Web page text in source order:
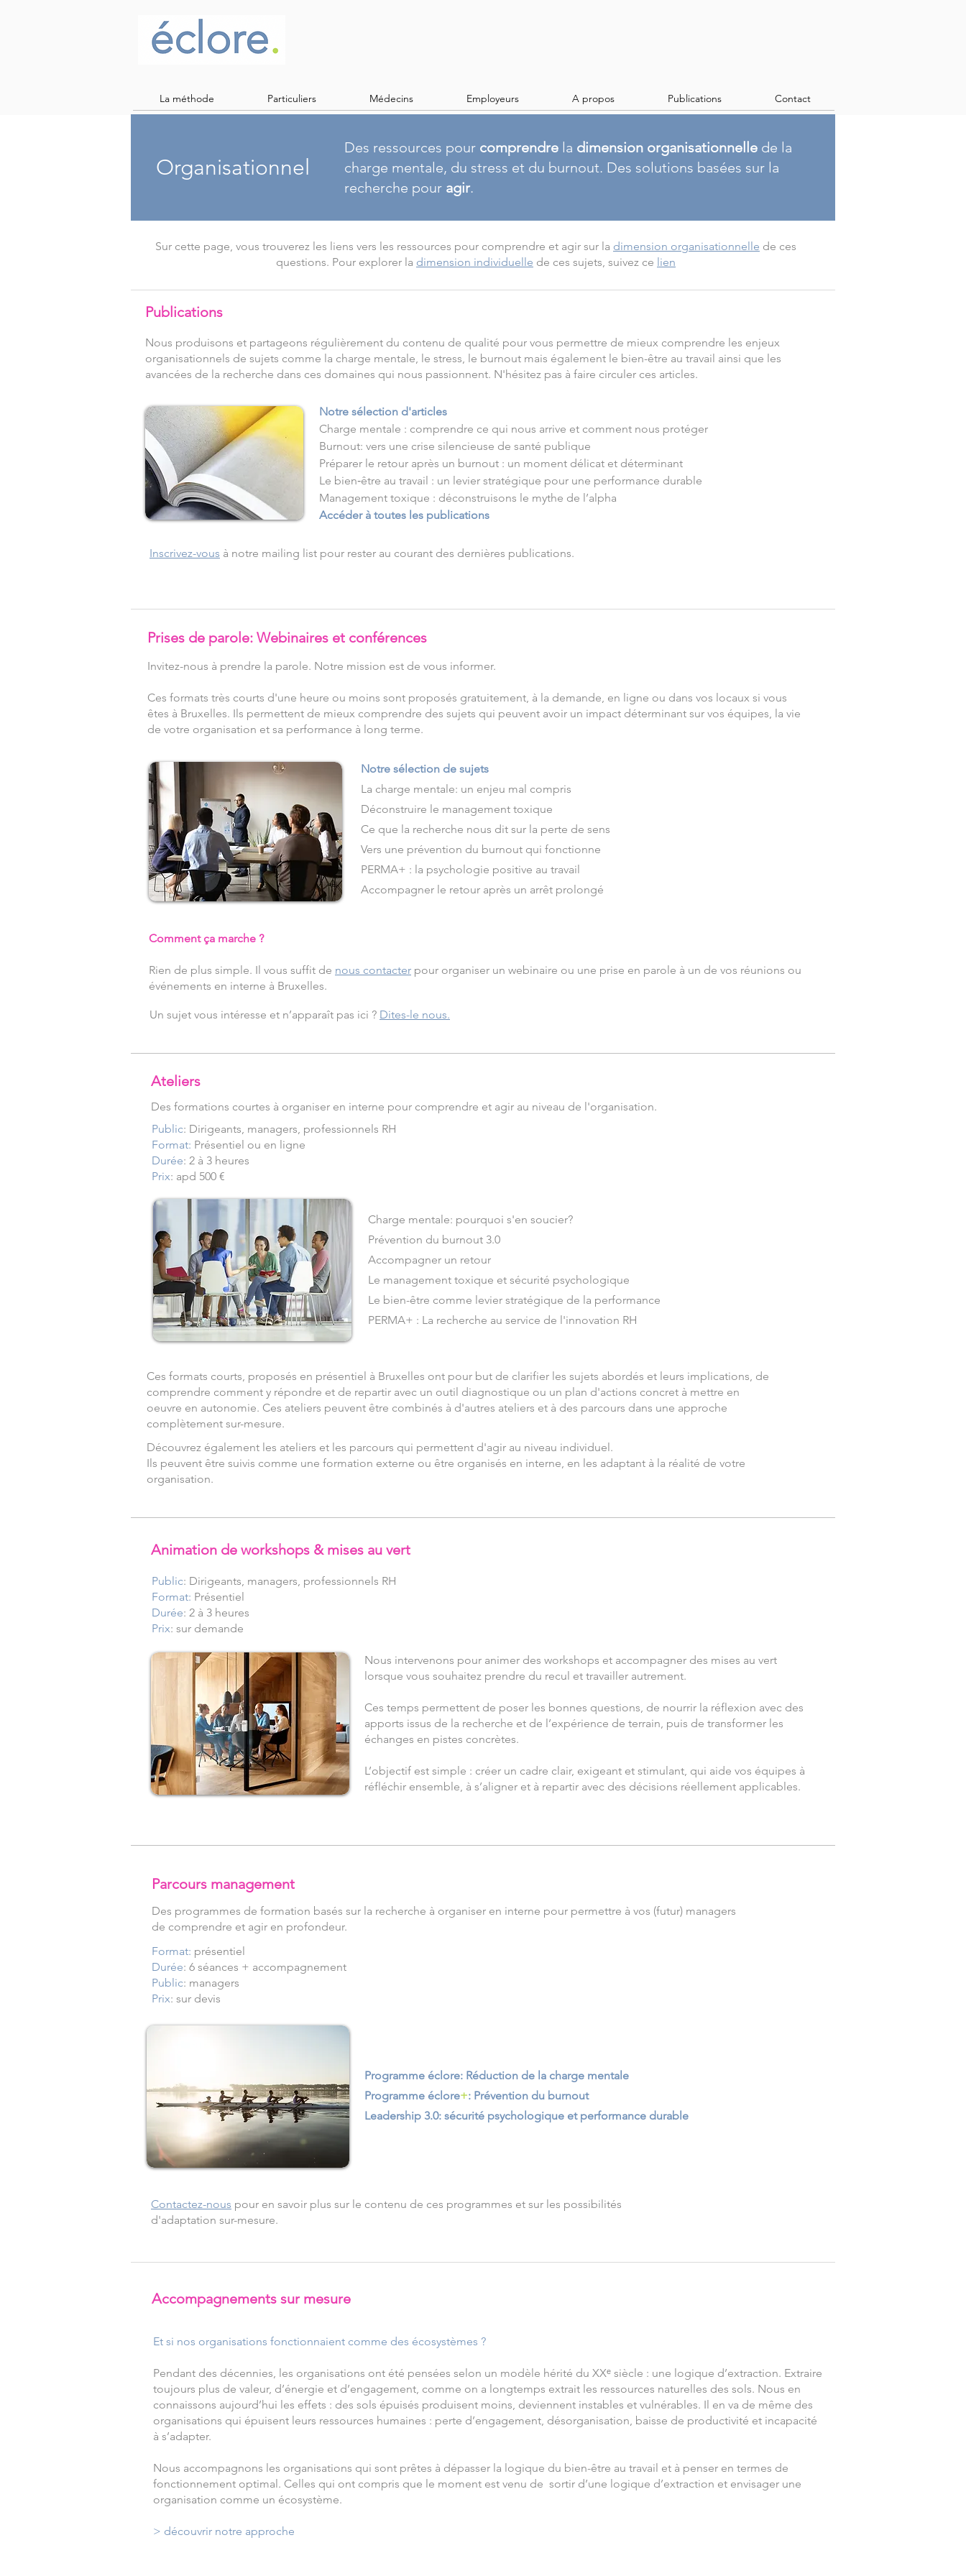
La méthode Particuliers Médecins Employeurs A propos Publications Contact
Organisationnel
​Des ressources pour comprendre la dimension organisationnelle de la
charge mentale, du stress et du burnout. Des solutions basées sur la
recherche pour agir.
Sur cette page, vous trouverez les liens vers les ressources pour comprendre et agir sur la dimension organisationnelle de ces
questions. Pour explorer la dimension individuelle de ces sujets, suivez ce lien
Publications
Nous produisons et partageons régulièrement du contenu de qualité pour vous permettre de mieux comprendre les enjeux
organisationnels de sujets comme la charge mentale, le stress, le burnout mais également le bien-être au travail ainsi que les
avancées de la recherche dans ces domaines qui nous passionnent. N'hésitez pas à faire circuler ces articles.
Notre sélection d'articles​
Charge mentale : comprendre ce qui nous arrive et comment nous protéger
Burnout: vers une crise silencieuse de santé publique
Préparer le retour après un burnout : un moment délicat et déterminant
Le bien‑être au travail : un levier stratégique pour une performance durable
Management toxique : déconstruisons le mythe de l’alpha​
Accéder à toutes les publications​​​​​
Inscrivez-vous à notre mailing list pour rester au courant des dernières publications.
Prises de parole: Webinaires et conférences
Invitez-nous à prendre la parole. Notre mission est de vous informer.
Ces formats très courts d'une heure ou moins sont proposés gratuitement, à la demande, en ligne ou dans vos locaux si vous
êtes à Bruxelles. Ils permettent de mieux comprendre des sujets qui peuvent avoir un impact déterminant sur vos équipes, la vie
de votre organisation et sa performance à long terme.
Notre sélection de sujets
La charge mentale: un enjeu mal compris
Déconstruire le management toxique
Ce que la recherche nous dit sur la perte de sens
​Vers une prévention du burnout qui fonctionne
PERMA+ : la psychologie positive au travail
Accompagner le retour après un arrêt prolongé​​
Comment ça marche ?
Rien de plus simple. Il vous suffit de nous contacter pour organiser un webinaire ou une prise en parole à un de vos réunions ou
événements en interne à Bruxelles.
Un sujet vous intéresse et n’apparaît pas ici ? Dites-le nous.
Des formations courtes à organiser en interne pour comprendre et agir au niveau de l'organisation.
Ateliers
Public: Dirigeants, managers, professionnels RH
Format: Présentiel ou en ligne
Durée: 2 à 3 heures
Prix: apd 500 €
Ces formats courts, proposés en présentiel à Bruxelles ont pour but de clarifier les sujets abordés et leurs implications, de
comprendre comment y répondre et de repartir avec un outil diagnostique ou un plan d'actions concret à mettre en
oeuvre en autonomie. Ces ateliers peuvent être combinés à d'autres ateliers et à des parcours dans une approche
complètement sur-mesure.
Charge mentale: pourquoi s'en soucier?
Prévention du burnout 3.0
Accompagner un retour
Le management toxique et sécurité psychologique
Le bien-être comme levier stratégique de la performance
PERMA+ : La recherche au service de l'innovation RH
Découvrez également les ateliers et les parcours qui permettent d'agir au niveau individuel.
Ils peuvent être suivis comme une formation externe ou être organisés en interne, en les adaptant à la réalité de votre
organisation.
Animation de workshops & mises au vert
Public: Dirigeants, managers, professionnels RH
Format: Présentiel
Durée: 2 à 3 heures
Prix: sur demande
Nous intervenons pour animer des workshops et accompagner des mises au vert
lorsque vous souhaitez prendre du recul et travailler autrement.
Ces temps permettent de poser les bonnes questions, de nourrir la réflexion avec des
apports issus de la recherche et de l’expérience de terrain, puis de transformer les
échanges en pistes concrètes.
L’objectif est simple : créer un cadre clair, exigeant et stimulant, qui aide vos équipes à
réfléchir ensemble, à s’aligner et à repartir avec des décisions réellement applicables.
Parcours management
Des programmes de formation basés sur la recherche à organiser en interne pour permettre à vos (futur) managers
de comprendre et agir en profondeur.
Format: présentiel
Durée: 6 séances + accompagnement
Public: managers
Prix: sur devis
Programme éclore: Réduction de la charge mentale
Programme éclore+: Prévention du burnout
Leadership 3.0: sécurité psychologique et performance durable
Contactez-nous pour en savoir plus sur le contenu de ces programmes et sur les possibilités
d'adaptation sur-mesure.
Accompagnements sur mesure
​​Et si nos organisations fonctionnaient comme des écosystèmes ?
Pendant des décennies, les organisations ont été pensées selon un modèle hérité du XXᵉ siècle : une logique d’extraction. Extraire
toujours plus de valeur, d’énergie et d’engagement, comme on a longtemps extrait les ressources naturelles des sols. Nous en
connaissons aujourd’hui les effets : des sols épuisés produisent moins, deviennent instables et vulnérables. Il en va de même des
organisations qui épuisent leurs ressources humaines : perte d’engagement, désorganisation, baisse de productivité et incapacité
à s’adapter.
Nous accompagnons les organisations qui sont prêtes à dépasser la logique du bien-être au travail et à penser en termes de
fonctionnement optimal. Celles qui ont compris que le moment est venu de sortir d’une logique d’extraction et envisager une
organisation comme un écosystème.
> découvrir notre approche